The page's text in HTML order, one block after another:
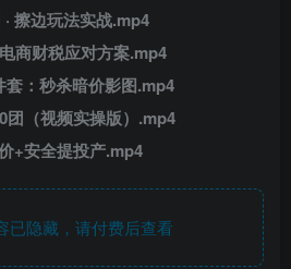
擦边玩法实战.mp4
商财税应对方案.mp4
：秒杀暗价影图.mp4
团（视频实操版）.mp4
+安全提投产.mp4
隐藏，请付费后查看